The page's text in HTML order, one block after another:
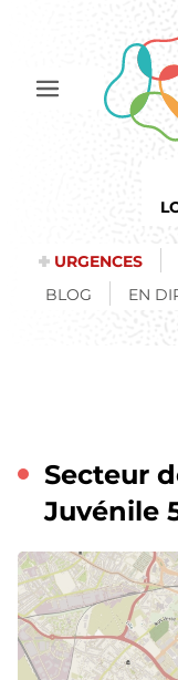
principal
Afficher
URGENCES
BLOG
EN
Secteur
Juvénile